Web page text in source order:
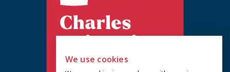
We use cookies